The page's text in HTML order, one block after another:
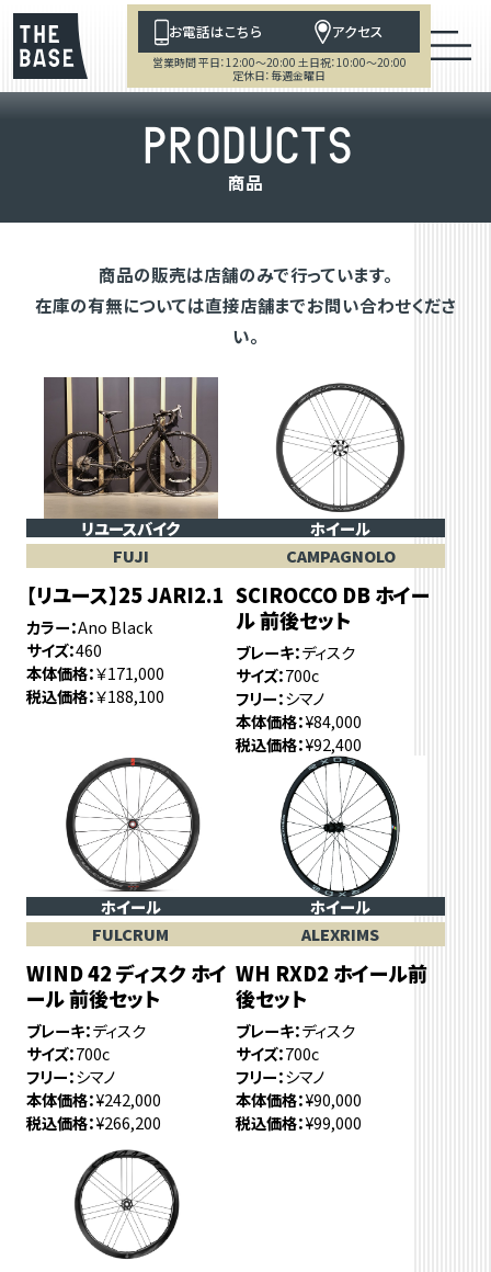
お電話はこちら アクセス
営業時間 平日：12:00～20:00 土日祝：10:00～20:00
定休日：毎週金曜日
PRODUCTS
商品
商品の販売は店舗のみで行っています。
在庫の有無については直接店舗までお問い合わせくださ
い。
リユースバイク
FUJI
【リユース】25 JARI2.1
カラー Ano Black
サイズ 460
本体価格 ￥171,000
税込価格 ￥188,100
ホイール
CAMPAGNOLO
SCIROCCO DB ホイー
ル 前後セット
ブレーキ ディスク
サイズ 700c
フリー シマノ
本体価格 ¥84,000
税込価格 ¥92,400
ホイール
FULCRUM
WIND 42 ディスク ホイ
ール 前後セット
ブレーキ ディスク
サイズ 700c
フリー シマノ
本体価格 ¥242,000
税込価格 ¥266,200
ホイール
ALEXRIMS
WH RXD2 ホイール前
後セット
ブレーキ ディスク
サイズ 700c
フリー シマノ
本体価格 ¥90,000
税込価格 ¥99,000